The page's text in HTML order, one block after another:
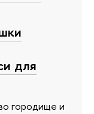
для
городище и